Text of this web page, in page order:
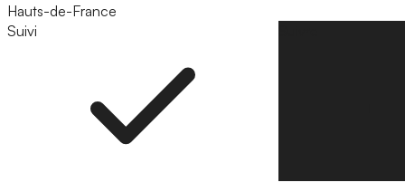
Hauts-de-France
Suivi